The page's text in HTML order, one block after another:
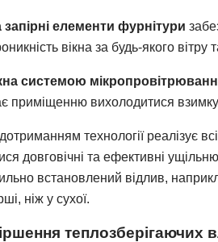
елементи фурнітури
вікна за будь-якого вітру
системою
приміщенню вихолодитися взимку
технології реалізує
довговічні та ефективні
встановлений відлив,
ніж у сухої.
теплозберігаючих